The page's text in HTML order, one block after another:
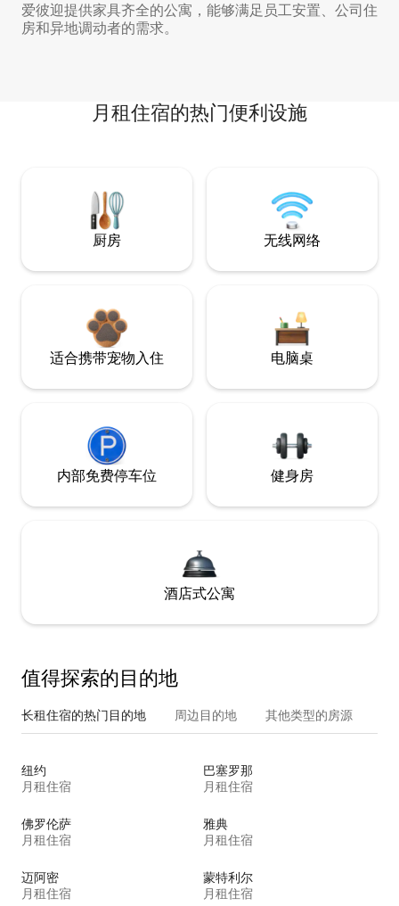
爱彼迎提供家具齐全的公寓，能够满足员工安置、公司住
房和异地调动者的需求。
月租住宿的热门便利设施
厨房 无线网络
适合携带宠物入住 电脑桌
内部免费停车位 健身房
酒店式公寓
值得探索的目的地
长租住宿的热门目的地 周边目的地 其他类型的房源
纽约
月租住宿
巴塞罗那
月租住宿
佛罗伦萨
月租住宿
雅典
月租住宿
迈阿密
月租住宿
蒙特利尔
月租住宿